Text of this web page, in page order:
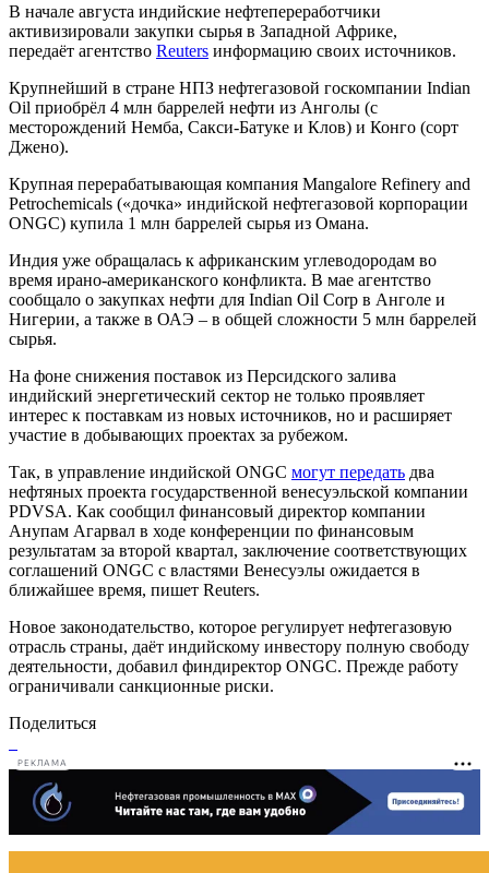
В начале августа индийские нефтепереработчики
активизировали закупки сырья в Западной Африке,
передаёт агентство Reuters информацию своих источников.
Крупнейший в стране НПЗ нефтегазовой госкомпании Indian
Oil приобрёл 4 млн баррелей нефти из Анголы (с
месторождений Немба, Сакси-Батуке и Клов) и Конго (сорт
Джено).
Крупная перерабатывающая компания Mangalore Refinery and
Petrochemicals («дочка» индийской нефтегазовой корпорации
ONGC) купила 1 млн баррелей сырья из Омана.
Индия уже обращалась к африканским углеводородам во
время ирано-американского конфликта. В мае агентство
сообщало о закупках нефти для Indian Oil Corp в Анголе и
Нигерии, а также в ОАЭ – в общей сложности 5 млн баррелей
сырья.
На фоне снижения поставок из Персидского залива
индийский энергетический сектор не только проявляет
интерес к поставкам из новых источников, но и расширяет
участие в добывающих проектах за рубежом.
Так, в управление индийской ONGC могут передать два
нефтяных проекта государственной венесуэльской компании
PDVSA. Как сообщил финансовый директор компании
Анупам Агарвал в ходе конференции по финансовым
результатам за второй квартал, заключение соответствующих
соглашений ONGC с властями Венесуэлы ожидается в
ближайшее время, пишет Reuters.
Новое законодательство, которое регулирует нефтегазовую
отрасль страны, даёт индийскому инвестору полную свободу
деятельности, добавил финдиректор ONGC. Прежде работу
ограничивали санкционные риски.
Поделиться
РЕКЛАМА